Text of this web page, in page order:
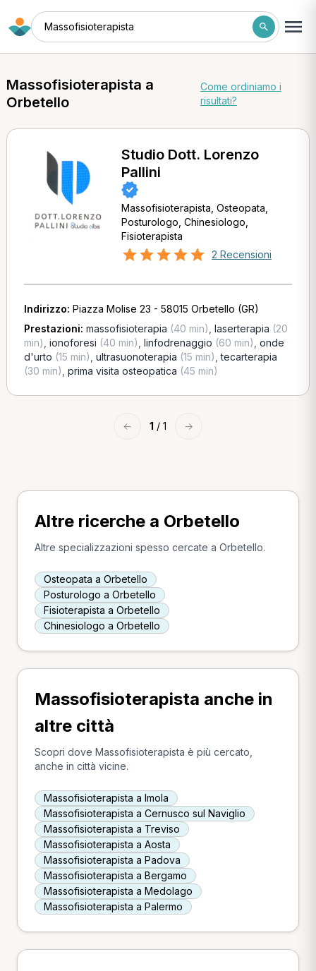
Massofisioterapista
Massofisioterapista a
Orbetello
Come ordiniamo i
risultati?
Studio Dott. Lorenzo
Pallini
Massofisioterapista, Osteopata,
Posturologo, Chinesiologo,
Fisioterapista
2 Recensioni
Indirizzo: Piazza Molise 23 - 58015 Orbetello (GR)
Prestazioni: massofisioterapia (40 min) laserterapia (20
min) ionoforesi (40 min) linfodrenaggio (60 min) onde
d'urto (15 min) ultrasuonoterapia (15 min) ,tecarterapia
(30 min) prima visita osteopatica (45 min)
← 1 / 1 →
Altre ricerche a Orbetello
Altre specializzazioni spesso cercate a Orbetello.
Osteopata a Orbetello
Posturologo a Orbetello
Fisioterapista a Orbetello
Chinesiologo a Orbetello
Massofisioterapista anche in
altre città
Scopri dove Massofisioterapista è più cercato,
anche in città vicine.
Massofisioterapista a Imola
Massofisioterapista a Cernusco sul Naviglio
Massofisioterapista a Treviso
Massofisioterapista a Aosta
Massofisioterapista a Padova
Massofisioterapista a Bergamo
Massofisioterapista a Medolago
Massofisioterapista a Palermo